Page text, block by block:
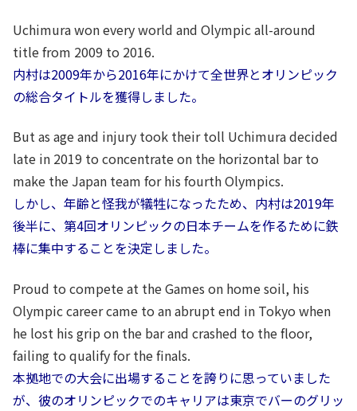
Uchimura won every world and Olympic all-around
title from 2009 to 2016.
内村は2009年から2016年にかけて全世界とオリンピック
の総合タイトルを獲得しました。
But as age and injury took their toll Uchimura decided
late in 2019 to concentrate on the horizontal bar to
make the Japan team for his fourth Olympics.
しかし、年齢と怪我が犠牲になったため、内村は2019年
後半に、第4回オリンピックの日本チームを作るために鉄
棒に集中することを決定しました。
Proud to compete at the Games on home soil, his
Olympic career came to an abrupt end in Tokyo when
he lost his grip on the bar and crashed to the floor,
failing to qualify for the finals.
本拠地での大会に出場することを誇りに思っていました
が、彼のオリンピックでのキャリアは東京でバーのグリッ